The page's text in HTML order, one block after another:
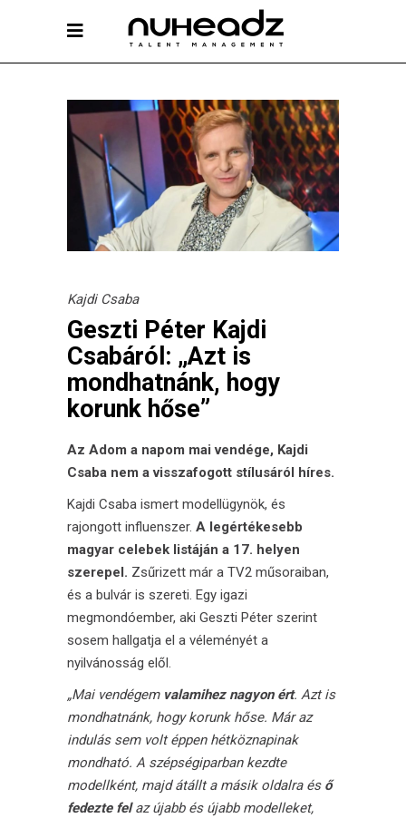
Kajdi Csaba
Geszti Péter Kajdi
Csabáról: „Azt is
mondhatnánk, hogy
korunk hőse”
Az Adom a napom mai vendége, Kajdi
Csaba nem a visszafogott stílusáról híres.
Kajdi Csaba ismert modellügynök, és
rajongott influenszer. A legértékesebb
magyar celebek listáján a 17. helyen
szerepel. Zsűrizett már a TV2 műsoraiban,
és a bulvár is szereti. Egy igazi
megmondóember, aki Geszti Péter szerint
sosem hallgatja el a véleményét a
nyilvánosság elől.
„Mai vendégem valamihez nagyon ért. Azt is
mondhatnánk, hogy korunk hőse. Már az
indulás sem volt éppen hétköznapinak
mondható. A szépségiparban kezdte
modellként, majd átállt a másik oldalra és ő
fedezte felaz újabb és újabb modelleket,